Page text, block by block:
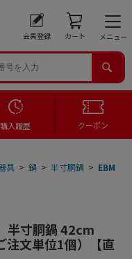
会員登録 カート メニュー
購入履歴 クーポン
具 > 鍋 > 半寸胴鍋 > EBM モ
寸胴鍋 42cm
文単位1個）【直